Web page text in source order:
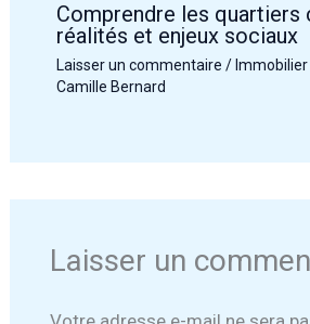
Comprendre les quartiers
réalités et enjeux sociaux
Laisser un commentaire /
Camille Bernard
Laisser un